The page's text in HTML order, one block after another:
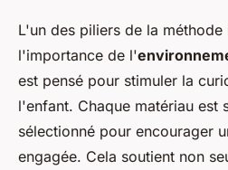
L'un des piliers de la méthode
l'importance de l'
est pensé pour stimuler la
l'enfant. Chaque matériau est
sélectionné pour encourager
engagée. Cela soutient non